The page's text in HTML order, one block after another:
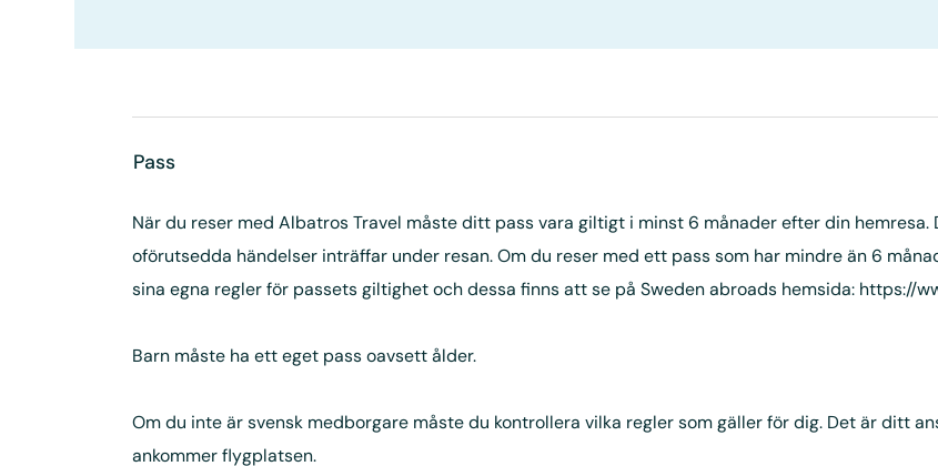
Pass
När du reser med Albatros Travel måste ditt pass vara giltigt i minst 6 månader efter din
oförutsedda händelser inträffar under resan. Om du reser med ett pass som har mindre än 6
sina egna regler för passets giltighet och dessa finns att se på Sweden abroads hemsida: https://
Barn måste ha ett eget pass oavsett ålder.
Om du inte är svensk medborgare måste du kontrollera vilka regler som gäller för dig. Det är ditt
ankommer flygplatsen.